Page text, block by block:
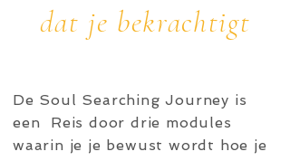
dat je bekrachtigt
De Soul Searching Journey is
een Reis door drie modules
waarin je je bewust wordt hoe je